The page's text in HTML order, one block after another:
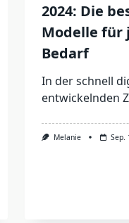
2024: Die
Modelle für
Bedarf
In der schnell
entwickelnden
Melanie Sep.